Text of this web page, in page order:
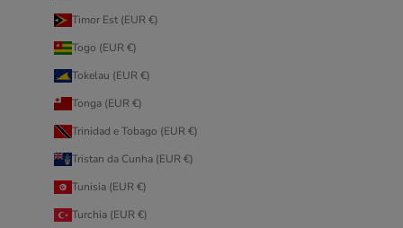
Timor Est (EUR €)
Togo (EUR €)
Tokelau (EUR €)
Tonga (EUR €)
Trinidad e Tobago (EUR €)
Tristan da Cunha (EUR €)
Tunisia (EUR €)
Turchia (EUR €)